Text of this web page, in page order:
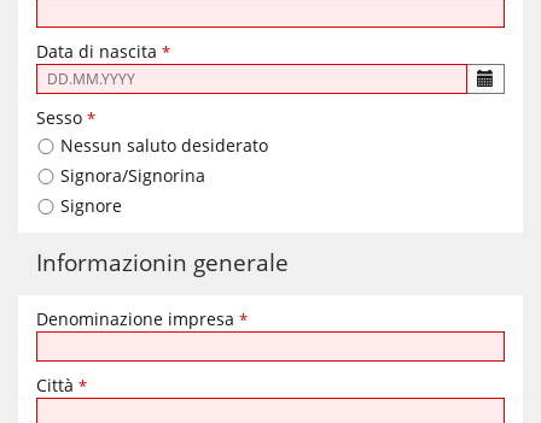
Data di nascita *
seguente
formato
di
immissione
è
richiesto:
Sesso *
Nessun saluto desiderato
Signora/Signorina
Signore
Informazionin generale
Denominazione impresa *
Città *